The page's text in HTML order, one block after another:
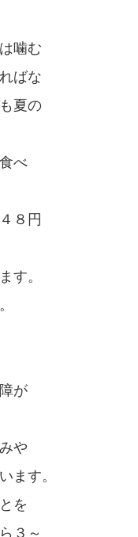
噛む
ばな
夏の
べ
８円
す。
が
や
ます。
を
３～